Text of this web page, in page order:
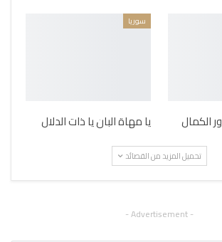
الكمال
سوريا
يا مهاة البان يا ذات الدلال
تحميل المزيد من القصائد
- Advertisement -